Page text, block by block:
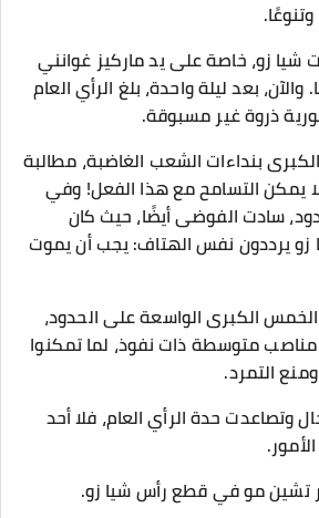
شيا زو، خاصة على يد ماركيز غوانني
بعد ليلة واحدة، بلغ الرأي العام
ذروة غير مسبوقة.
بنداءات الشعب الغاضبة، مطالبة
يمكن التسامح مع هذا الفعل! وفي
سادت الفوضى أيضًا، حيث كان
زو يرددون نفس الهتاف: يجب أن يموت
الخمس الكبرى الواسعة على الحدود،
متوسطة ذات نفوذ، لما تمكنوا
التمرد.
وتصاعدت حدة الرأي العام، فلا أحد
تشين مو في قطع رأس شيا زو.